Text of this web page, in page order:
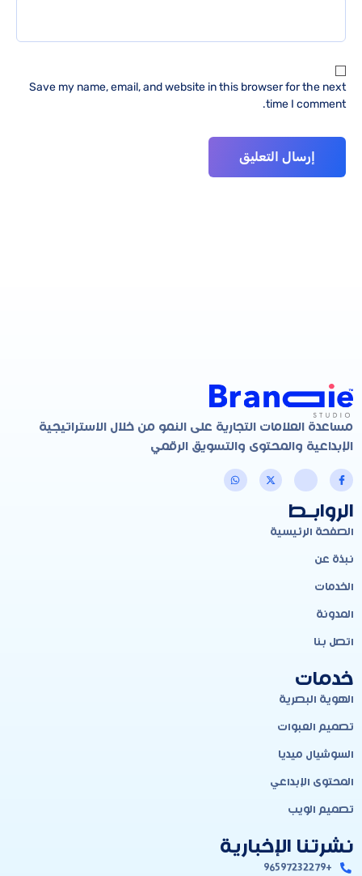
Save my name, email, and website in this browser for the next
time I comment.
مساعدة العلامات التجارية على النمو من خلال الاستراتيجية
الإبداعية والمحتوى والتسويق الرقمي
الروابـط
الصفحة الرئيسية
نبذة عن
الخدمات
المدونة
اتصل بنا
خدمات
الهوية البصرية
تصميم العبوات
السوشيال ميديا
المحتوى الإبداعي
تصميم الويب
نشرتنا الإخبارية
+96597232279